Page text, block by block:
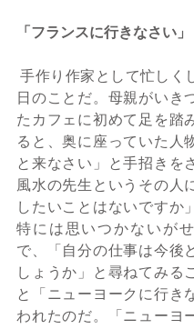
「フランスに行きなさい」
手作り作家として忙しくしていたある
日のことだ。母親がいき
たカフェに初めて足を踏
ると、奥に座っていた人
と来なさい」と手招きを
風水の先生というその人
したいことはないですか
特には思いつかないが
で、「自分の仕事は今後
しょうか」と尋ねてみる
と「ニューヨークに行き
われたのだ。「ニューヨ